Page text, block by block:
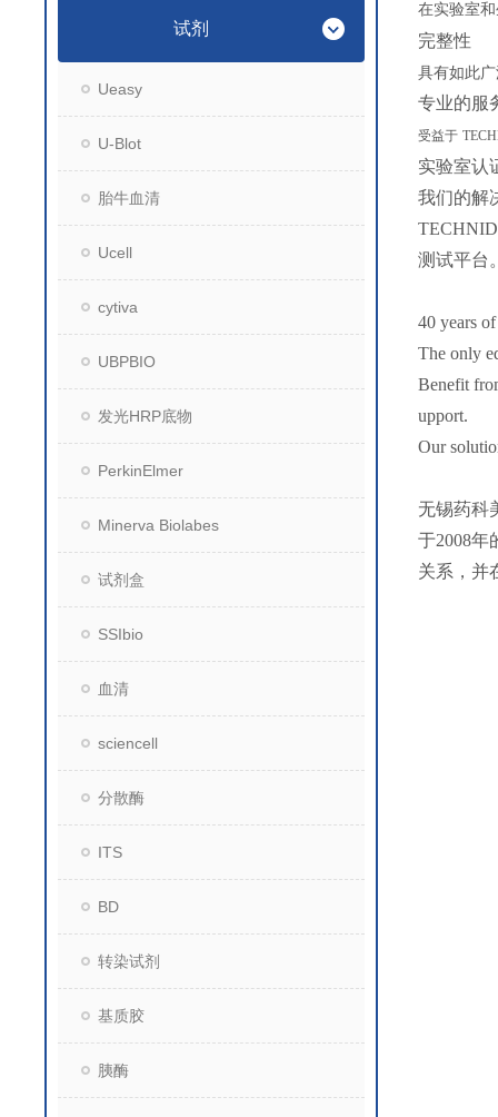
试剂
Ueasy
U-Blot
胎牛血清
Ucell
cytiva
UBPBIO
发光HRP底物
PerkinElmer
Minerva Biolabes
试剂盒
SSIbio
血清
sciencell
分散酶
ITS
BD
转染试剂
基质胶
胰酶
在实验室
完整性
具有如此
专业的服
受益于
实验室认
我们的解
测试平台
40 years
The only
Benefit
upport.
Our
无锡药科
于2008年
关系，并